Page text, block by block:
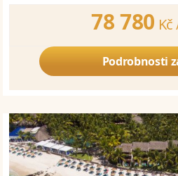
78 780 Kč
Podrobnosti